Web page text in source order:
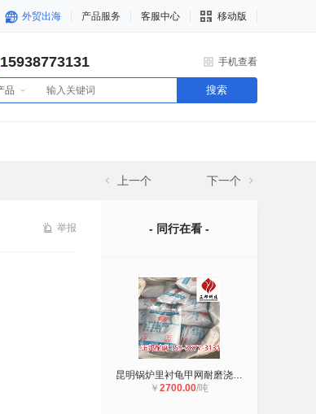
外贸出海 产品服务 客服中心 移动版
15938773131 手机查看
品 搜索
上一个 下一个
举报 - 同行在看 -
昆明锅炉里衬龟甲网耐磨浇注料使用方
￥ 2700.00/吨